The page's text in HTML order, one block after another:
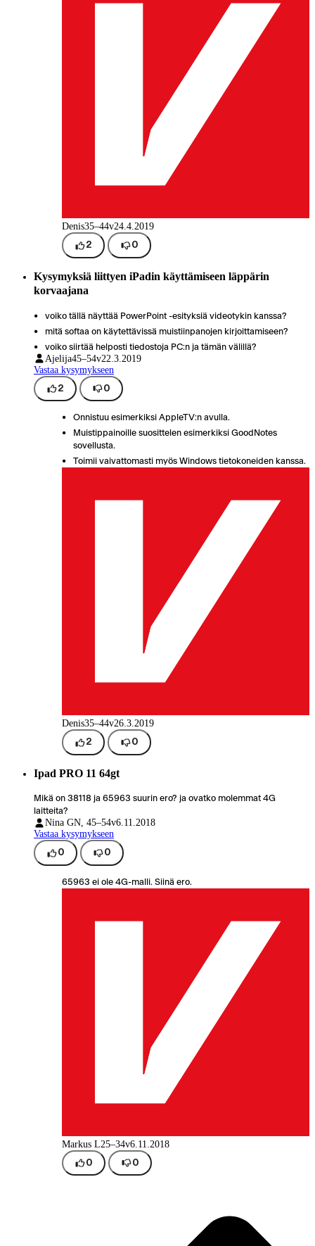
Denis35–44v24.4.2019
2 0
Kysymyksiä liittyen iPadin käyttämiseen läppärin
korvaajana
voiko tällä näyttää PowerPoint -esityksiä videotykin kanssa?
mitä softaa on käytettävissä muistiinpanojen kirjoittamiseen?
voiko siirtää helposti tiedostoja PC:n ja tämän välillä?
Ajelija45–54v22.3.2019
Vastaa kysymykseen
2 0
Onnistuu esimerkiksi AppleTV:n avulla.
Muistippainoille suosittelen esimerkiksi GoodNotes
sovellusta.
Toimii vaivattomasti myös Windows tietokoneiden kanssa.
Denis35–44v26.3.2019
2 0
Ipad PRO 11 64gt
Mikä on 38118 ja 65963 suurin ero? ja ovatko molemmat 4G
laitteita?
Nina GN, 45–54v6.11.2018
Vastaa kysymykseen
0 0
65963 ei ole 4G-malli. Siinä ero.
Markus L25–34v6.11.2018
0 0